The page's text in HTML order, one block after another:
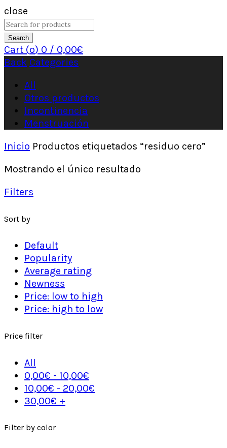
close
Search
Cart (o) 0 / 0,00€
Back Categories
All
Otros productos
Incontinencia
Menstruación
Inicio Productos etiquetados “residuo cero”
Mostrando el único resultado
Filters
Sort by
Default
Popularity
Average rating
Newness
Price: low to high
Price: high to low
Price filter
All
0,00€ - 10,00€
10,00€ - 20,00€
30,00€ +
Filter by color